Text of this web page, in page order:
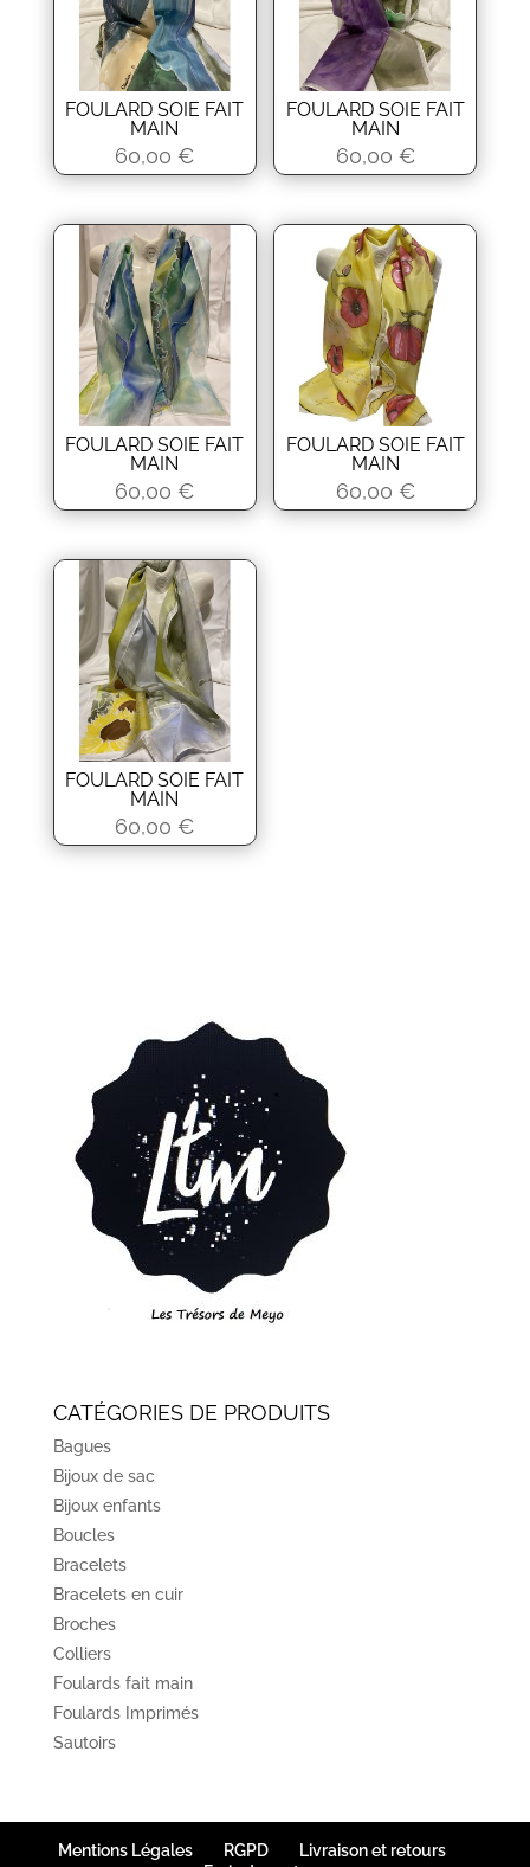
FOULARD SOIE FAIT
MAIN
60,00€
FOULARD SOIE FAIT
MAIN
60,00 €
FOULARD SOIE FAIT
MAIN
60,00€
FOULARD SOIE FAIT
MAIN
60,00 €
FOULARD SOIE FAIT
MAIN
60,00€
CATÉGORIES DE PRODUITS
Bagues
Bijoux de sac
Bijoux enfants
Boucles
Bracelets
Bracelets en cuir
Broches
Colliers
Foulards fait main
Foulards Imprimés
Sautoirs
Mentions Légales RGPD
Livraison et retours